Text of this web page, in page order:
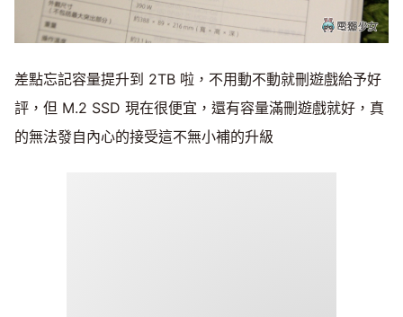
差點忘記容量提升到 2TB 啦，不用動不動就刪遊戲給予好
評，但 M.2 SSD 現在很便宜，還有容量滿刪遊戲就好，真
的無法發自內心的接受這不無小補的升級